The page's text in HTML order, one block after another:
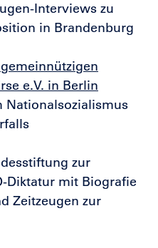
Interviews zu
in Brandenburg
e.V. in Berlin
Nationalsozialismus
zur
Diktatur mit Biografie
Zeitzeugen zur